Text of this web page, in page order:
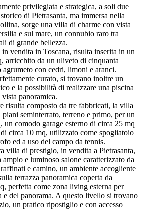
privilegiata e strategica, a soli due
di Pietrasanta, ma immersa nella
sorge una villa di charme con vista
e sul mare, un connubio raro tra
di grande bellezza.
vendita in Toscana, risulta inserita in un
arricchito da un uliveto di cinquanta
agrumeto con cedri, limoni e aranci.
curato, si trovano inoltre un
e la possibilità di realizzare una piscina
panoramica.
risulta composto da tre fabbricati, la villa
seminterrato, terreno e primo, per un
un comodo garage esterno di circa 25 mq
circa 10 mq, utilizzato come spogliatoio
ed a uso del campo da tennis.
villa di prestigio, in vendita a Pietrasanta,
ampio e luminoso salone caratterizzato da
e camino, un ambiente accogliente
terrazza panoramica coperta da
perfetta come zona living esterna per
e del panorama. A questo livello si trovano
un pratico ripostiglio e con accesso